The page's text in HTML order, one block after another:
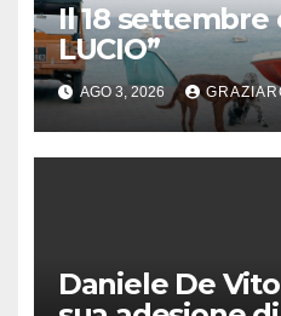
Il 18 settembre
LUCIO”
AGO 3, 2026
Daniele De